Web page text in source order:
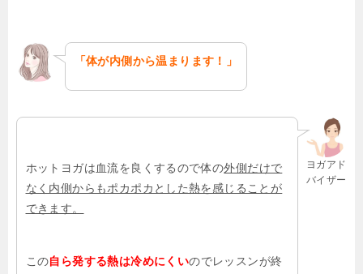
「体が内側から温まります！」
ヨガアド
バイザー
ホットヨガは血流を良くするので体の外側だけで
なく内側からもポカポカとした熱を感じることが
できます。
この自ら発する熱は冷めにくいのでレッスンが終